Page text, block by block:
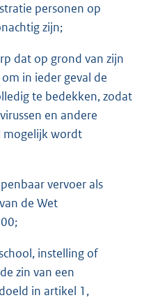
personen op
zijn;
dat op grond van zijn
in ieder geval de
te bedekken, zodat
en andere
mogelijk wordt
vervoer als
de Wet
instelling of
zin van een
in artikel 1,